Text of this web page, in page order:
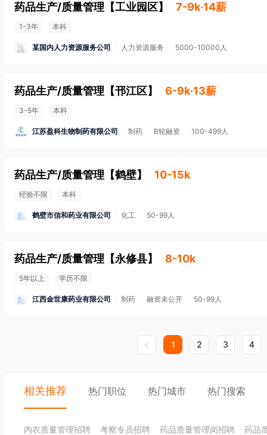
药品生产/质量管理 【工业园区】 7-9k·14薪
1-3年 本科
某国内人力资源服务公司 人力资源服务 5000-10000人
药品生产/质量管理 【邗江区】 6-9k·13薪
3-5年 本科
江苏盈科生物制药有限公司 制药 B轮融资 100-499人
药品生产/质量管理 【鹤壁】 10-15k
经验不限 本科
鹤壁市信和药业有限公司 化工 50-99人
药品生产/质量管理 【永修县】 8-10k
5年以上 学历不限
江西金世康药业有限公司 制药 融资未公开 50-99人
1 2 3 4
相关推荐 热门职位 热门城市 热门搜索
内衣质量管理招聘 考察专员招聘 药品质量管理岗招聘 药品